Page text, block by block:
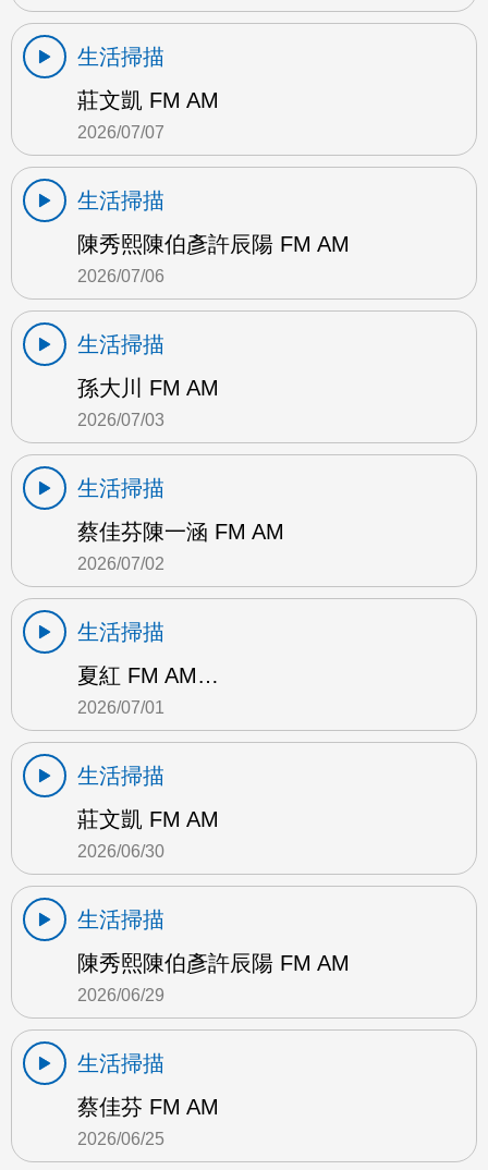
生活掃描
莊文凱 FM AM
2026/07/07
生活掃描
陳秀熙陳伯彥許辰陽 FM AM
2026/07/06
生活掃描
孫大川 FM AM
2026/07/03
生活掃描
蔡佳芬陳一涵 FM AM
2026/07/02
生活掃描
夏紅 FM AM…
2026/07/01
生活掃描
莊文凱 FM AM
2026/06/30
生活掃描
陳秀熙陳伯彥許辰陽 FM AM
2026/06/29
生活掃描
蔡佳芬 FM AM
2026/06/25